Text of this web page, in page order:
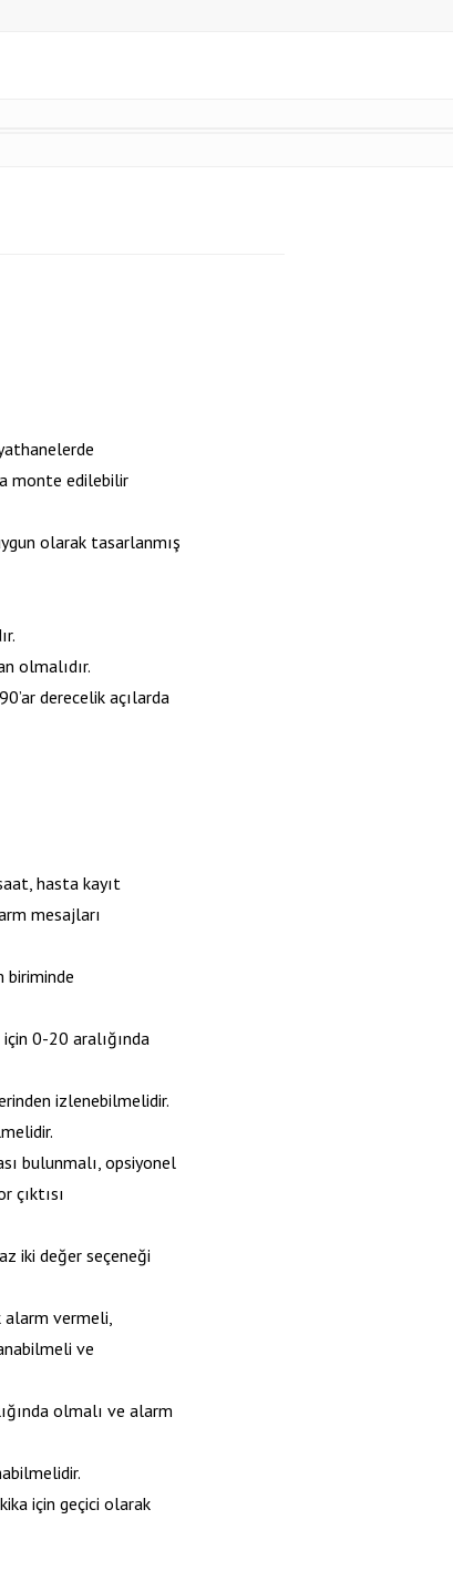
monte edilebilir
olarak tasarlanmış
olmalıdır.
derecelik açılarda
hasta kayıt
mesajları
biriminde
0-20 aralığında
izlenebilmelidir.
bulunmalı, opsiyonel
çıktısı
iki değer seçeneği
alarm vermeli,
ve
olmalı ve alarm
için geçici olarak